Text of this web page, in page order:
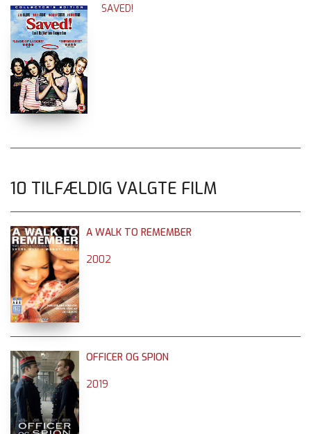
SAVED!
10 TILFÆLDIG VALGTE FILM
A WALK TO REMEMBER
2002
OFFICER OG SPION
2019